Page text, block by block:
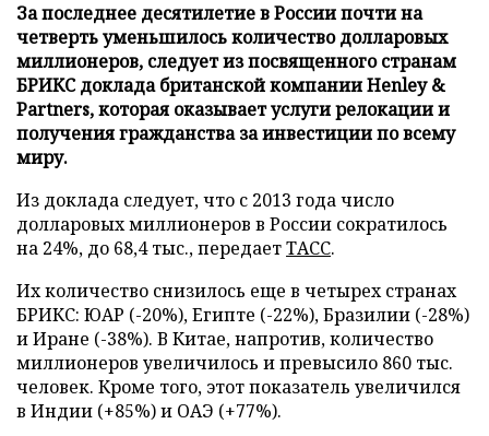
За последнее десятилетие в России почти на
четверть уменьшилось количество долларовых
миллионеров, следует из посвященного странам
БРИКС доклада британской компании Henley &
Partners, которая оказывает услуги релокации и
получения гражданства за инвестиции по всему
миру.
Из доклада следует, что с 2013 года число
долларовых миллионеров в России сократилось
на 24%, до 68,4 тыс., передаетТАСС.
Их количество снизилось еще в четырех странах
БРИКС: ЮАР (-20%), Египте (-22%), Бразилии (-28%)
и Иране (-38%). В Китае, напротив, количество
миллионеров увеличилось и превысило 860 тыс.
человек. Кроме того, этот показатель увеличился
в Индии (+85%) и ОАЭ (+77%).